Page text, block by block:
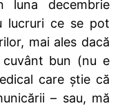
luna decembrie
lucruri ce se pot
mai ales dacă
bun (nu e
care știe că
– sau, mă